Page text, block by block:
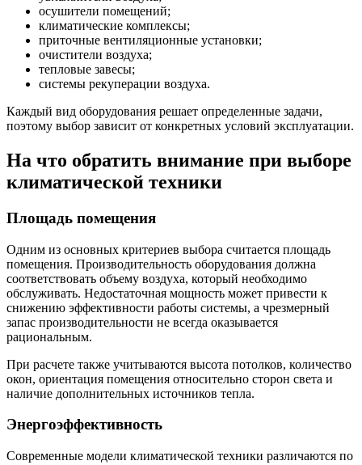
осушители помещений;
климатические комплексы;
приточные вентиляционные установки;
очистители воздуха;
тепловые завесы;
системы рекуперации воздуха.
Каждый вид оборудования решает определенные задачи,
поэтому выбор зависит от конкретных условий эксплуатации.
На что обратить внимание при выборе
климатической техники
Площадь помещения
Одним из основных критериев выбора считается площадь
помещения. Производительность оборудования должна
соответствовать объему воздуха, который необходимо
обслуживать. Недостаточная мощность может привести к
снижению эффективности работы системы, а чрезмерный
запас производительности не всегда оказывается
рациональным.
При расчете также учитываются высота потолков, количество
окон, ориентация помещения относительно сторон света и
наличие дополнительных источников тепла.
Энергоэффективность
Современные модели климатической техники различаются по